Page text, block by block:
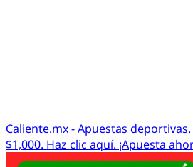
Caliente.mx - Apuestas
$1,000. Haz clic aquí. ¡Apuesta